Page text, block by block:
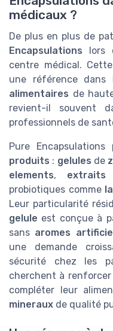
médicaux ?
De plus en plus de
Encapsulations lors
centre médical.
une référence dans
alimentaires de
revient-il souvent
professionnels de
Pure
produits : gelules de
elements, extraits
probiotiques comme
Leur particularité
gelule est conçue à
sans aromes
une demande
sécurité chez les
cherchent à
compléter leur
mineraux de qualité